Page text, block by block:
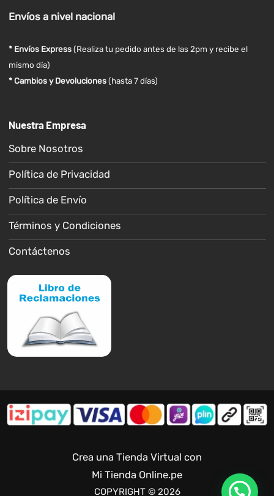
Envíosa nivel nacional
* Envíos Express(Realiza tu pedido antes de las 2pm y recibe el
mismo día)
* Cambios y Devoluciones (hasta 7 días)
Nuestra Empresa
Sobre Nosotros
Política de Privacidad
Política de Envío
Términos y Condiciones
Contáctenos
Crea una Tienda Virtual con
Mi Tienda Online.pe
COPYRIGHT © 2026